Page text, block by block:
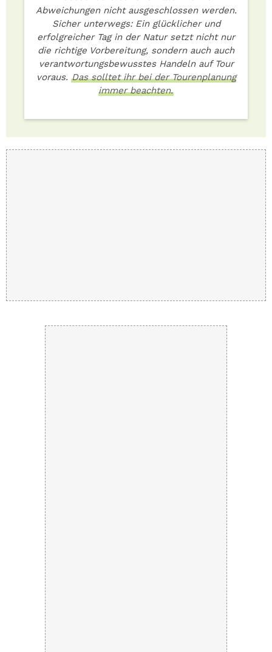
Abweichungen nicht ausgeschlossen werden.
Sicher unterwegs: Ein glücklicher und
erfolgreicher Tag in der Natur setzt nicht nur
die richtige Vorbereitung, sondern auch auch
verantwortungsbewusstes Handeln auf Tour
voraus. Das solltet ihr bei der Tourenplanung
immer beachten.